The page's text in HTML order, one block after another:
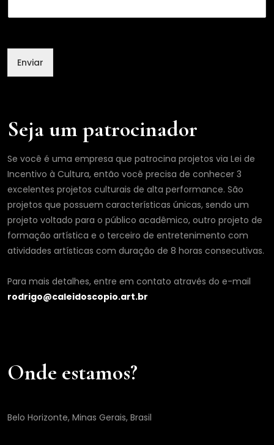
i
o
e
Enviar
Seja um patrocinador
Se você é uma empresa que patrocina projetos via Lei de
Incentivo à Cultura, então você precisa de conhecer 3
excelentes projetos culturais de alta performance. São
projetos que possuem características únicas, sendo um
projeto voltado para o público acadêmico, outro projeto de
formação artística e o terceiro de entretenimento com
atividades artísticas com duração de 8 horas consecutivas.
Para mais detalhes, entre em contato através do e-mail
rodrigo@caleidoscopio.art.br
Onde estamos?
Belo Horizonte, Minas Gerais, Brasil